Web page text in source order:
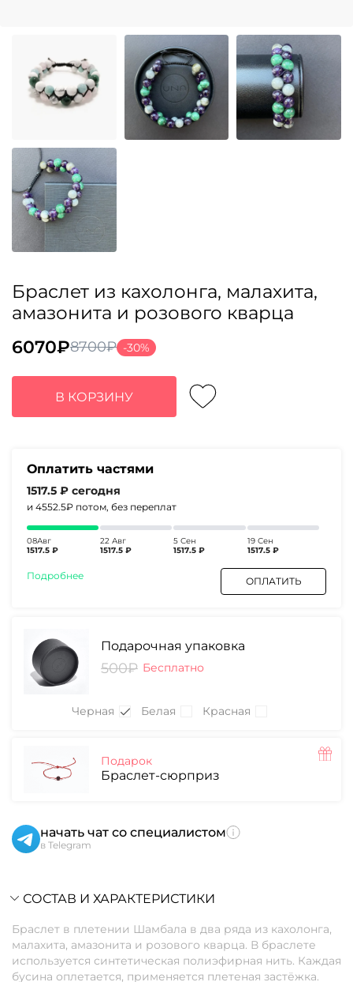
Браслет из кахолонга, малахита,
амазонита и розового кварца
8700₽
Первоначальная
цена
составляла
8700₽.
6070₽
Текущая
цена:
6070₽.
-30%
В КОРЗИНУ
Оплатить частями
1517.5 ₽ сегодня
и 4552.5₽ потом, без переплат
08Авг
1517.5 ₽
22 Авг
1517.5 ₽
5 Сен
1517.5 ₽
19 Сен
1517.5 ₽
Подробнее ОПЛАТИТЬ
Подарочная упаковка
500₽ Бесплатно
Черная Белая Красная
Подарок
Браслет-сюрприз
начать чат со специалистом
в Telegram
СОСТАВ И ХАРАКТЕРИСТИКИ
Браслет в плетении Шамбала в два ряда из кахолонга,
малахита, амазонита и розового кварца. В браслете
используется синтетическая полиэфирная нить. Каждая
бусина оплетается, применяется плетеная застёжка.